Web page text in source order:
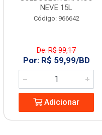
NEVE 15L
Código: 966642
De: R$ 99,17
Por: R$ 59,99/BD
Adicionar